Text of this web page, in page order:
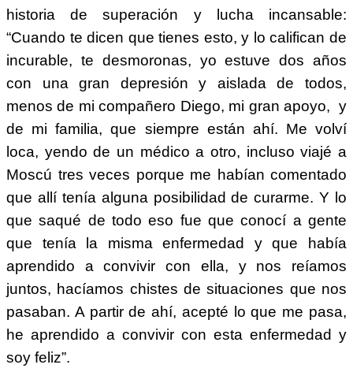
historia de superación y lucha incansable:
“Cuando te dicen que tienes esto, y lo califican de
incurable, te desmoronas, yo estuve dos años
con una gran depresión y aislada de todos,
menos de mi compañero Diego, mi gran apoyo, y
de mi familia, que siempre están ahí. Me volví
loca, yendo de un médico a otro, incluso viajé a
Moscú tres veces porque me habían comentado
que allí tenía alguna posibilidad de curarme. Y lo
que saqué de todo eso fue que conocí a gente
que tenía la misma enfermedad y que había
aprendido a convivir con ella, y nos reíamos
juntos, hacíamos chistes de situaciones que nos
pasaban. A partir de ahí, acepté lo que me pasa,
he aprendido a convivir con esta enfermedad y
soy feliz”.